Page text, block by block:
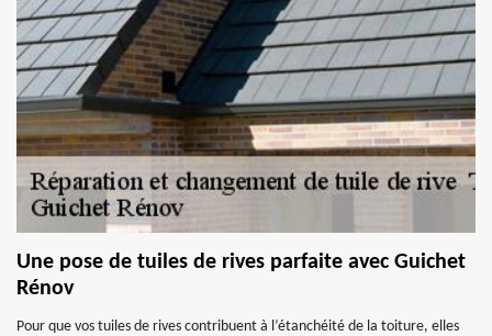
Une pose de tuiles de rives parfaite avec Guichet
Rénov
Pour que vos tuiles de rives contribuent à l’étanchéité de la toiture, elles